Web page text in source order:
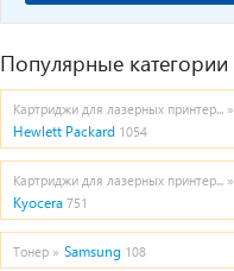
Популярные категории
Картриджи для лазерных принтер... »
Hewlett Packard 1054
Картриджи для лазерных принтер... »
Kyocera 751
Тонер » Samsung 108